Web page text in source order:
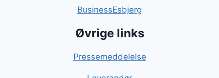
BusinessEsbjerg
Øvrige links
Pressemeddelelse